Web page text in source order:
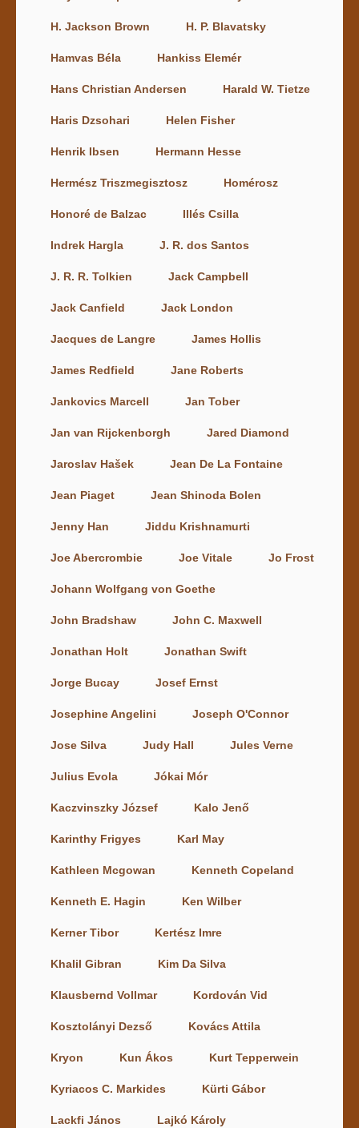
H. Jackson Brown H. P. Blavatsky
Hamvas Béla Hankiss Elemér
Hans Christian Andersen Harald W. Tietze
Haris Dzsohari Helen Fisher
Henrik Ibsen Hermann Hesse
Hermész Triszmegisztosz Homérosz
Honoré de Balzac Illés Csilla
Indrek Hargla J. R. dos Santos
J. R. R. Tolkien Jack Campbell
Jack Canfield Jack London
Jacques de Langre James Hollis
James Redfield Jane Roberts
Jankovics Marcell Jan Tober
Jan van Rijckenborgh Jared Diamond
Jaroslav Hašek Jean De La Fontaine
Jean Piaget Jean Shinoda Bolen
Jenny Han Jiddu Krishnamurti
Joe Abercrombie Joe Vitale Jo Frost
Johann Wolfgang von Goethe
John Bradshaw John C. Maxwell
Jonathan Holt Jonathan Swift
Jorge Bucay Josef Ernst
Josephine Angelini Joseph O'Connor
Jose Silva Judy Hall Jules Verne
Julius Evola Jókai Mór
Kaczvinszky József Kalo Jenő
Karinthy Frigyes Karl May
Kathleen Mcgowan Kenneth Copeland
Kenneth E. Hagin Ken Wilber
Kerner Tibor Kertész Imre
Khalil Gibran Kim Da Silva
Klausbernd Vollmar Kordován Vid
Kosztolányi Dezső Kovács Attila
Kryon Kun Ákos Kurt Tepperwein
Kyriacos C. Markides Kürti Gábor
Lackfi János Lajkó Károly